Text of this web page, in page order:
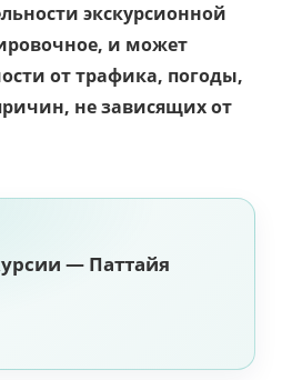
экскурсионной
и может
от трафика, погоды,
не зависящих от
— Паттайя